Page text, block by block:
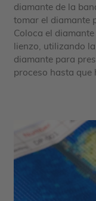
diamante de la
tomar el diamante
Coloca el
lienzo, utilizando
diamante para
proceso hasta que